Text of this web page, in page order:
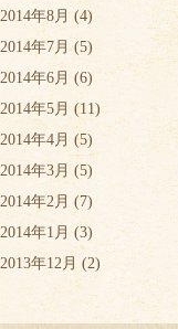
2014年8月(4)
2014年7月 (5)
2014年6月(6)
2014年5月 (11)
2014年4月 (5)
2014年3月(5)
2014年2月 (7)
2014年1月(3)
2013年12月 (2)